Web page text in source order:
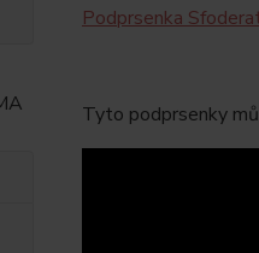
Podprsenka
Tyto podprsenky